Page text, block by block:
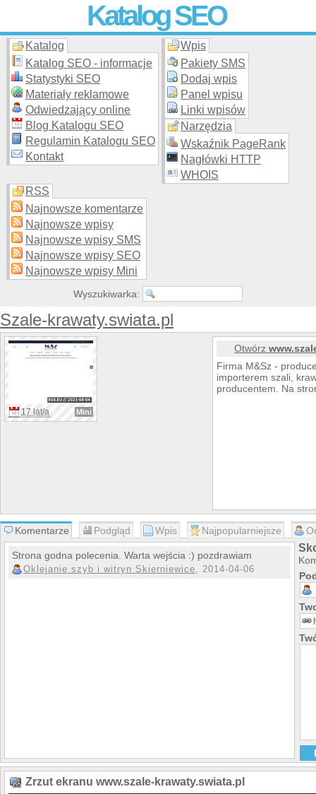
Katalog SEO
Skuteczna i promocja stron WWW –
moderowanego katalogu za darmo!
Katalog
Katalog SEO - informacje
Statystyki SEO
Materiały reklamowe
Odwiedzający online
Blog Katalogu SEO
Regulamin Katalogu SEO
Kontakt
Wpis
Pakiety SMS
Dodaj wpis
Panel wpisu
Linki wpisów
Narzędzia
Wskaźnik PageRank
Nagłówki HTTP
WHOIS
RSS
Najnowsze komentarze
Najnowsze wpisy
Najnowsze wpisy SMS
Najnowsze wpisy SEO
Najnowsze wpisy Mini
Wyszukiwarka:
Szale-krawaty.swiata.pl
17 lat/a Mini
Otwórz
Firma M&Sz -
importerem szali,
producentem. Na
Komentarze Podgląd Wpis Najpopularniejsze
Strona godna polecenia. Warta wejścia :) pozdrawiam
Oklejanie szyb i witryn Skierniewice, 2014-04-06
Zrzut ekranu www.szale-krawaty.swiata.pl